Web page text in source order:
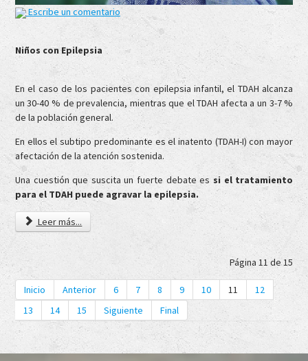
Escribe un comentario
Niños con Epilepsia
En el caso de los pacientes con epilepsia infantil, el TDAH alcanza
un 30-40 % de prevalencia, mientras que el TDAH afecta a un 3-7 %
de la población general.
En ellos el subtipo predominante es el inatento (TDAH-I) con mayor
afectación de la atención sostenida.
Una cuestión que suscita un fuerte debate es si el tratamiento
para el TDAH puede agravar la epilepsia.
Leer más...
Página 11 de 15
Inicio Anterior 6 7 8 9 10 11
12
13
14 15 Siguiente Final